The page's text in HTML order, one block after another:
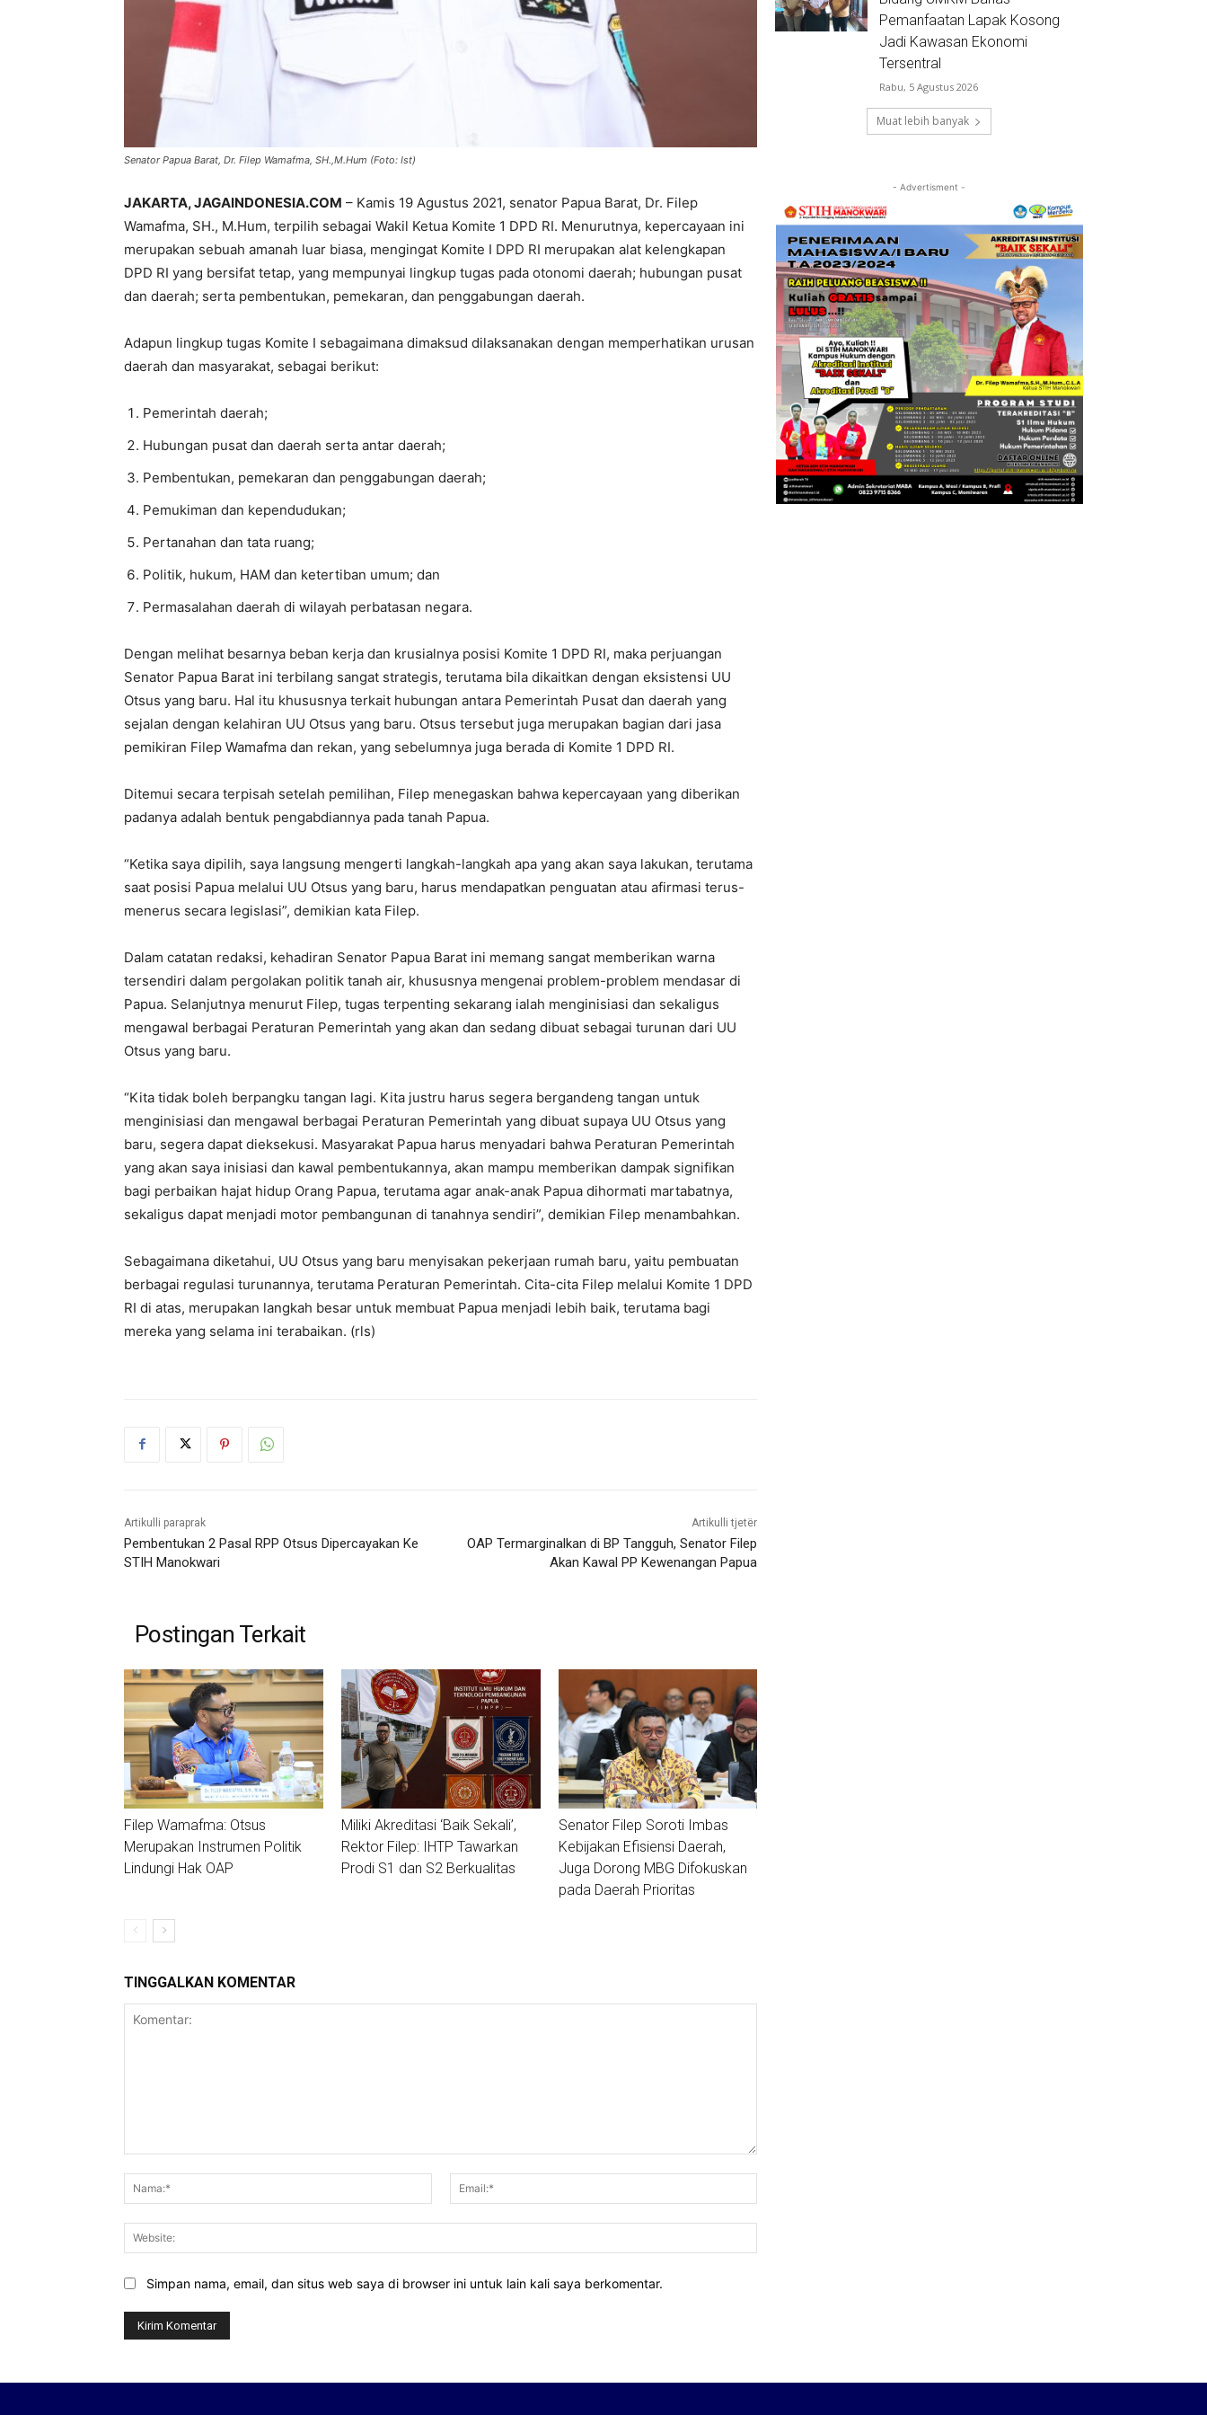
Senator Papua Barat, Dr. Filep Wamafma, SH.,M.Hum (Foto: Ist)
JAKARTA, JAGAINDONESIA.COM – Kamis 19 Agustus 2021, senator Papua Barat, Dr. Filep
Wamafma, SH., M.Hum, terpilih sebagai Wakil Ketua Komite 1 DPD RI. Menurutnya, kepercayaan ini
merupakan sebuah amanah luar biasa, mengingat Komite I DPD RI merupakan alat kelengkapan
DPD RI yang bersifat tetap, yang mempunyai lingkup tugas pada otonomi daerah; hubungan pusat
dan daerah; serta pembentukan, pemekaran, dan penggabungan daerah.
Adapun lingkup tugas Komite I sebagaimana dimaksud dilaksanakan dengan memperhatikan urusan
daerah dan masyarakat, sebagai berikut:
Pemerintah daerah;
Hubungan pusat dan daerah serta antar daerah;
Pembentukan, pemekaran dan penggabungan daerah;
Pemukiman dan kependudukan;
Pertanahan dan tata ruang;
Politik, hukum, HAM dan ketertiban umum; dan
Permasalahan daerah di wilayah perbatasan negara.
Dengan melihat besarnya beban kerja dan krusialnya posisi Komite 1 DPD RI, maka perjuangan
Senator Papua Barat ini terbilang sangat strategis, terutama bila dikaitkan dengan eksistensi UU
Otsus yang baru. Hal itu khususnya terkait hubungan antara Pemerintah Pusat dan daerah yang
sejalan dengan kelahiran UU Otsus yang baru. Otsus tersebut juga merupakan bagian dari jasa
pemikiran Filep Wamafma dan rekan, yang sebelumnya juga berada di Komite 1 DPD RI.
Ditemui secara terpisah setelah pemilihan, Filep menegaskan bahwa kepercayaan yang diberikan
padanya adalah bentuk pengabdiannya pada tanah Papua.
“Ketika saya dipilih, saya langsung mengerti langkah-langkah apa yang akan saya lakukan, terutama
saat posisi Papua melalui UU Otsus yang baru, harus mendapatkan penguatan atau afirmasi terus-
menerus secara legislasi”, demikian kata Filep.
Dalam catatan redaksi, kehadiran Senator Papua Barat ini memang sangat memberikan warna
tersendiri dalam pergolakan politik tanah air, khususnya mengenai problem-problem mendasar di
Papua. Selanjutnya menurut Filep, tugas terpenting sekarang ialah menginisiasi dan sekaligus
mengawal berbagai Peraturan Pemerintah yang akan dan sedang dibuat sebagai turunan dari UU
Otsus yang baru.
“Kita tidak boleh berpangku tangan lagi. Kita justru harus segera bergandeng tangan untuk
menginisiasi dan mengawal berbagai Peraturan Pemerintah yang dibuat supaya UU Otsus yang
baru, segera dapat dieksekusi. Masyarakat Papua harus menyadari bahwa Peraturan Pemerintah
yang akan saya inisiasi dan kawal pembentukannya, akan mampu memberikan dampak signifikan
bagi perbaikan hajat hidup Orang Papua, terutama agar anak-anak Papua dihormati martabatnya,
sekaligus dapat menjadi motor pembangunan di tanahnya sendiri”, demikian Filep menambahkan.
Sebagaimana diketahui, UU Otsus yang baru menyisakan pekerjaan rumah baru, yaitu pembuatan
berbagai regulasi turunannya, terutama Peraturan Pemerintah. Cita-cita Filep melalui Komite 1 DPD
RI di atas, merupakan langkah besar untuk membuat Papua menjadi lebih baik, terutama bagi
mereka yang selama ini terabaikan. (rls)
Artikulli paraprak
Pembentukan 2 Pasal RPP Otsus Dipercayakan Ke
STIH Manokwari
Artikulli tjetër
OAP Termarginalkan di BP Tangguh, Senator Filep
Akan Kawal PP Kewenangan Papua
Postingan Terkait
Filep Wamafma: Otsus
Merupakan Instrumen Politik
Lindungi Hak OAP
Miliki Akreditasi ‘Baik Sekali’,
Rektor Filep: IHTP Tawarkan
Prodi S1 dan S2 Berkualitas
Senator Filep Soroti Imbas
Kebijakan Efisiensi Daerah,
Juga Dorong MBG Difokuskan
pada Daerah Prioritas
TINGGALKAN KOMENTAR
Nama:*
Simpan nama, email, dan situs web saya di browser ini untuk lain kali saya berkomentar.
Pemanfaatan Lapak Kosong
Jadi Kawasan Ekonomi
Tersentral
Rabu, 5 Agustus 2026
Muat lebih banyak
- Advertisment -